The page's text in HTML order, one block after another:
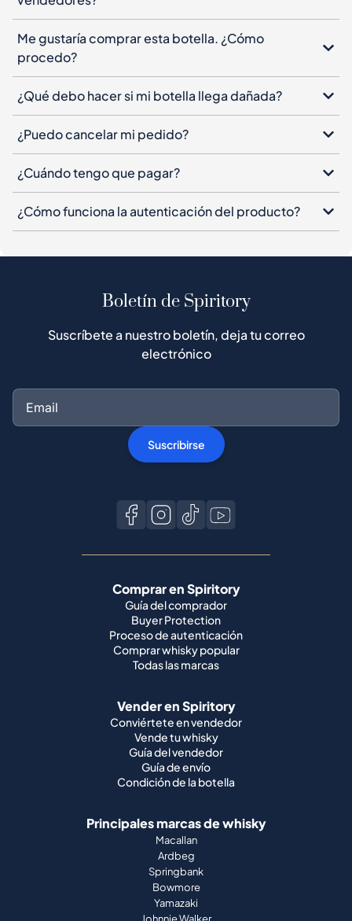
Me gustaría comprar esta botella. ¿Cómo
procedo?
¿Qué debo hacer si mi botella llega dañada?
¿Puedo cancelar mi pedido?
¿Cuándo tengo que pagar?
¿Cómo funciona la autenticación del producto?
Boletín de Spiritory
Suscríbete a nuestro boletín, deja tu correo
electrónico
Suscribirse
Comprar en Spiritory
Guía del comprador
Buyer Protection
Proceso de autenticación
Comprar whisky popular
Todas las marcas
Vender en Spiritory
Conviértete en vendedor
Vende tu whisky
Guía del vendedor
Guía de envío
Condición de la botella
Principales marcas de whisky
Macallan
Ardbeg
Springbank
Bowmore
Yamazaki